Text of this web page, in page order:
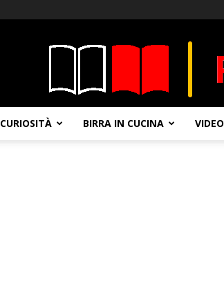
CURIOSITÀ BIRRA IN CUCINA VIDEO